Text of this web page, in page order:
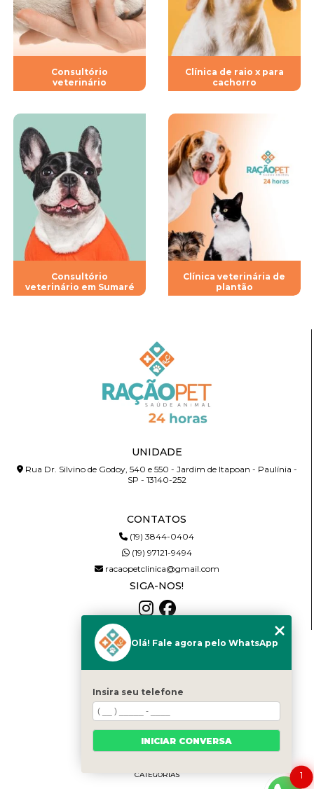
Consultório
veterinário
Clínica de raio x para
cachorro
Consultório
veterinário em Sumaré
Clínica veterinária de
plantão
UNIDADE
Rua Dr. Silvino de Godoy, 540 e 550 - Jardim de Itapoan - Paulínia -
SP - 13140-252
CONTATOS
(19) 3844-0404
(19) 97121-9494
racaopetclinica@gmail.com
SIGA-NOS!
MENU
SERVIÇOS
NOTÍCIAS
PRODUTOS
CATEGORIAS
1
Olá! Fale agora pelo WhatsApp
Insira seu telefone
INICIAR CONVERSA